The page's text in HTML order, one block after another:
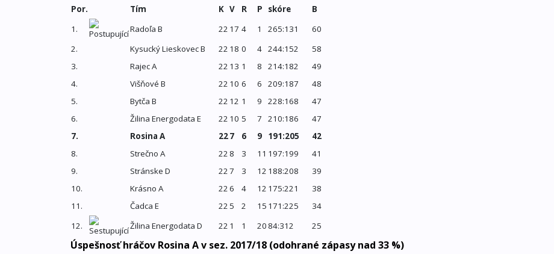
Por. Tím K V R P skóre
B
1.
Radoľa B 22 17 4 1 265:131
60
2.
Kysucký Lieskovec B 22 18 0 4 244:152
58
3.
Rajec A 22 13 1 8 214:182
49
4.
Višňové B 22 10 6 6 209:187
48
5.
Bytča B 22 12 1 9 228:168
47
6.
Žilina Energodata E 22 10 5 7 210:186
47
7.
Rosina A 227 6 9 191:205
42
8.
Strečno A 22 8 3 11 197:199
41
9.
Stránske D 227 3 12 188:208
39
10.
Krásno A 226 4 12 175:221
38
11.
Čadca E 22 5 2 15 171:225
34
12.
Žilina Energodata D 22 1 1 20 84:312 25
Úspešnosť hráčov Rosina A v sez. 2017/18 (odohrané zápasy nad 33 %)